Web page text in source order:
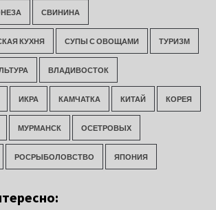
СВИНИНА
КУХНЯ СУПЫ С ОВОЩАМИ ТУРИЗМ
ВЛАДИВОСТОК
ИКРА КАМЧАТКА КИТАЙ КОРЕЯ
МУРМАНСК ОСЕТРОВЫХ
РОСРЫБОЛОВСТВО ЯПОНИЯ